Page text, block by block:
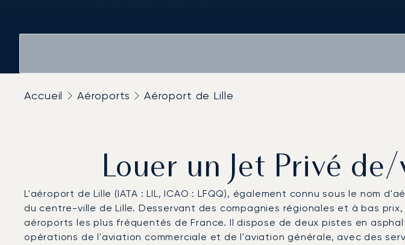
Accueil Aéroports Aéroport de Lille
Louer un Jet Privé
L'aéroport de Lille (IATA : LIL, ICAO : LFQQ), également connu sous le nom
du centre-ville de Lille. Desservant des compagnies régionales et à bas
aéroports les plus fréquentés de France. Il dispose de deux pistes en
opérations de l'aviation commerciale et de l'aviation générale, avec des